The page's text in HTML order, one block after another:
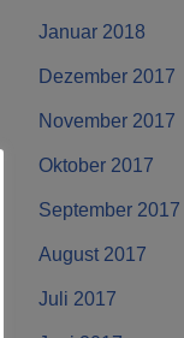
Januar 2018
Dezember 2017
November 2017
Oktober 2017
September 2017
August 2017
Juli 2017